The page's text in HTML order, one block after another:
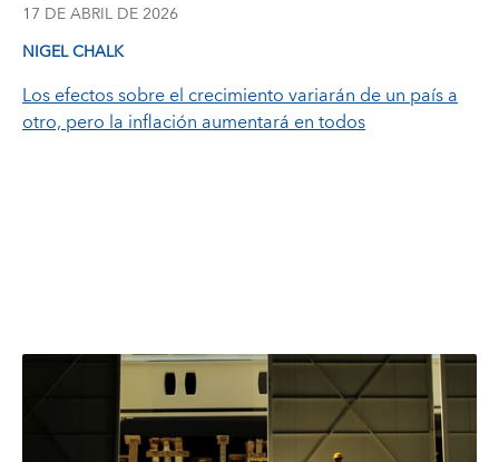
17 DE ABRIL DE 2026
NIGEL CHALK
Los efectos sobre el crecimiento variarán de un país a
otro, pero la inflación aumentará en todos